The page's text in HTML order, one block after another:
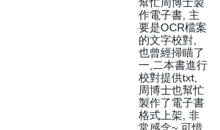
作電子書, 主
要是OCR檔案
的文字校對,
也曾經掃瞄了
一,二本書進行
校對提供txt,
周博士也幫忙
製作了電子書
格式上架, 非